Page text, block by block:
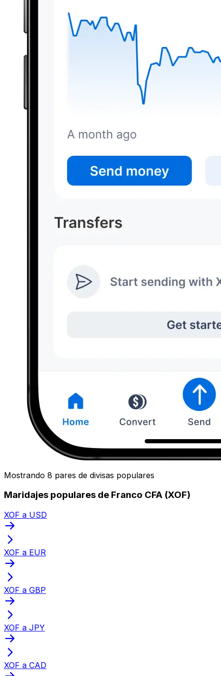
Mostrando 8 pares de divisas populares
Maridajes populares de Franco CFA (XOF)
XOF a USD
XOF a EUR
XOF a GBP
XOF a JPY
XOF a CAD